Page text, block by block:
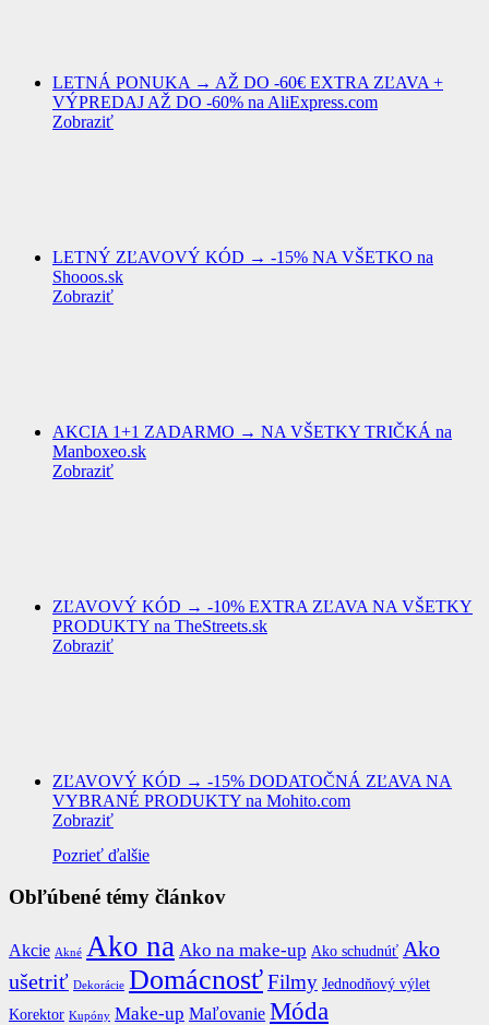
LETNÁ PONUKA → AŽ DO -60€ EXTRA ZĽAVA +
VÝPREDAJ AŽ DO -60% na AliExpress.com
Zobraziť
LETNÝ ZĽAVOVÝ KÓD → -15% NA VŠETKO na
Shooos.sk
Zobraziť
AKCIA 1+1 ZADARMO → NA VŠETKY TRIČKÁ na
Manboxeo.sk
Zobraziť
ZĽAVOVÝ KÓD → -10% EXTRA ZĽAVA NA VŠETKY
PRODUKTY na TheStreets.sk
Zobraziť
ZĽAVOVÝ KÓD → -15% DODATOČNÁ ZĽAVA NA
VYBRANÉ PRODUKTY na Mohito.com
Zobraziť
Pozrieť ďalšie
Obľúbené témy článkov
Akcie Akné Ako na Ako na make-up Ako schudnúť Ako
ušetriť Dekorácie DomácnosťFilmy Jednodňový výlet
Korektor Kupóny Make-up Maľovanie Móda